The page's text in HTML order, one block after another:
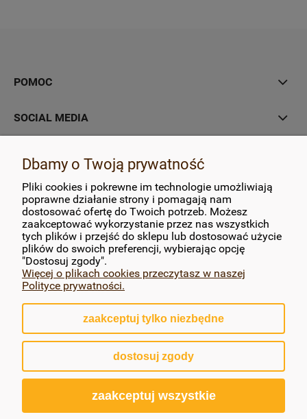
POMOC
SOCIAL MEDIA
PŁATNOŚCI I DOSTAWA
INFORMACJE
O NAS
Dbamy o Twoją prywatność
Pliki cookies i pokrewne im technologie umożliwiają
poprawne działanie strony i pomagają nam
dostosować ofertę do Twoich potrzeb. Możesz
zaakceptować wykorzystanie przez nas wszystkich
tych plików i przejść do sklepu lub dostosować użycie
plików do swoich preferencji, wybierając opcję
"Dostosuj zgody".
Więcej o plikach cookies przeczytasz w naszej
Polityce prywatności.
zaakceptuj tylko niezbędne
dostosuj zgody
zaakceptuj wszystkie